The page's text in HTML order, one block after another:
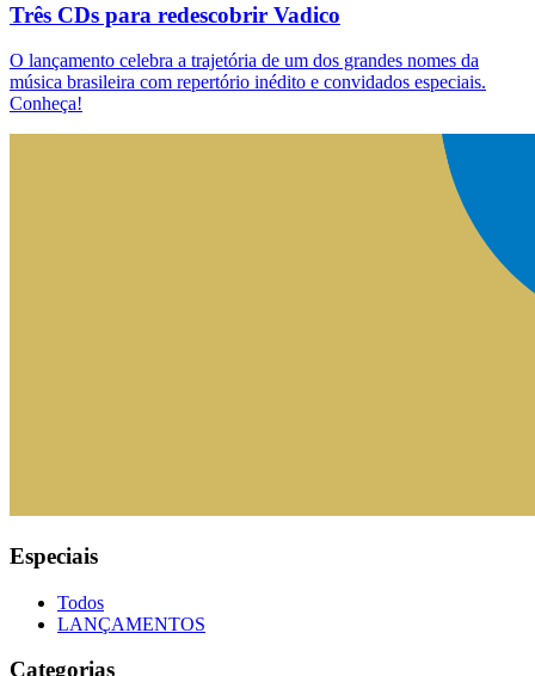
Três CDs para redescobrir Vadico
O lançamento celebra a trajetória de um dos grandes nomes da
música brasileira com repertório inédito e convidados especiais.
Conheça!
Especiais
Todos
LANÇAMENTOS
Categorias